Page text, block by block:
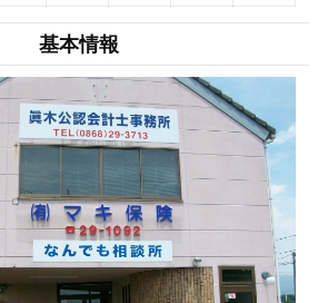
基本情報